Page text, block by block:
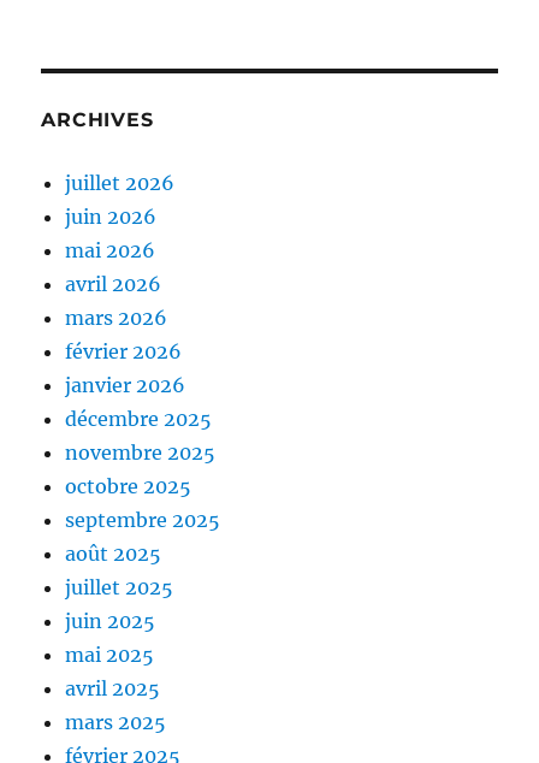
ARCHIVES
juillet 2026
juin 2026
mai 2026
avril 2026
mars 2026
février 2026
janvier 2026
décembre 2025
novembre 2025
octobre 2025
septembre 2025
août 2025
juillet 2025
juin 2025
mai 2025
avril 2025
mars 2025
février 2025